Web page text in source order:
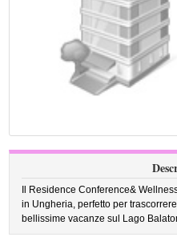
Il Residence Conference&
in Ungheria, perfetto per
bellissime vacanze sul Lago